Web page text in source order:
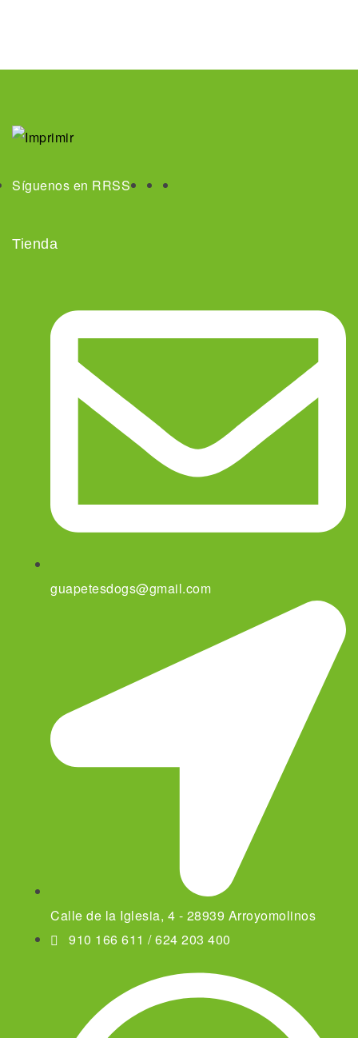
Síguenos en RRSS
Tienda
guapetesdogs@gmail.com
Calle de la Iglesia, 4 - 28939 Arroyomolinos
910 166 611 / 624 203 400